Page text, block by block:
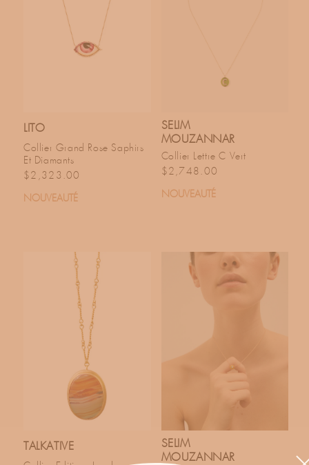
LITO
Collier Grand Rose Saphirs
Et Diamants
Prix habituel
$2,323.00
NOUVEAUTÉ
SELIM
MOUZANNAR
Collier Lettre C Vert
Prix habituel
$2,748.00
NOUVEAUTÉ
TALKATIVE
SELIM
MOUZANNAR